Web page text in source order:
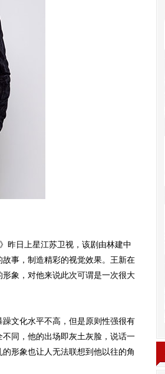
日上星江苏卫视，该剧由林建中
事，制造精彩的视觉效果。王新在
象，对他来说此次可谓是一次很大
文化水平不高，但是原则性强很有
同，他的出场即灰土灰脸，说话一
形象也让人无法联想到他以往的角